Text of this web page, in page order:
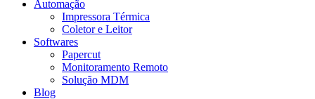
Automação
Impressora Térmica
Coletor e Leitor
Softwares
Papercut
Monitoramento Remoto
Solução MDM
Blog